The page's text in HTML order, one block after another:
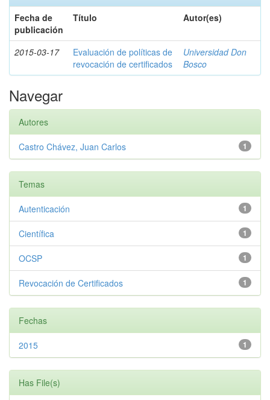
Fecha de
publicación
Título Autor(es)
2015-03-17
Evaluación de políticas de
revocación de certificados
Universidad Don
Bosco
Navegar
Autores
1
Castro Chávez, Juan Carlos
Temas
1
Autenticación
1
Científica
1
OCSP
1
Revocación de Certificados
Fechas
1
2015
Has File(s)